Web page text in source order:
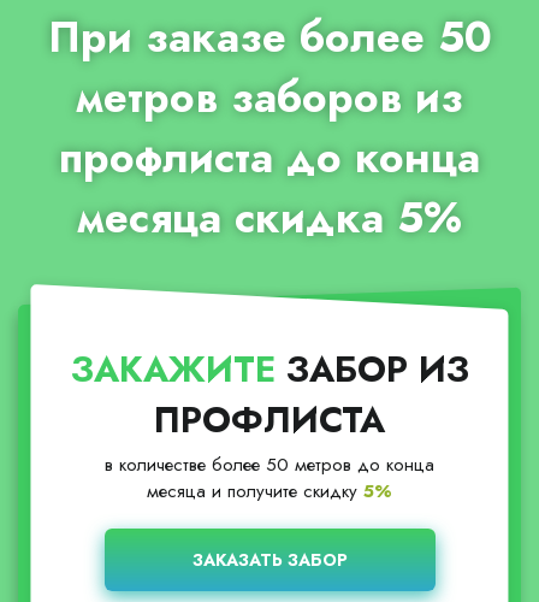
При заказе более 50
метров заборов из
профлиста до конца
месяца скидка 5%
ЗАКАЖИТЕ ЗАБОР ИЗ
ПРОФЛИСТА
в количестве более 50 метров до конца
месяца и получите скидку 5%